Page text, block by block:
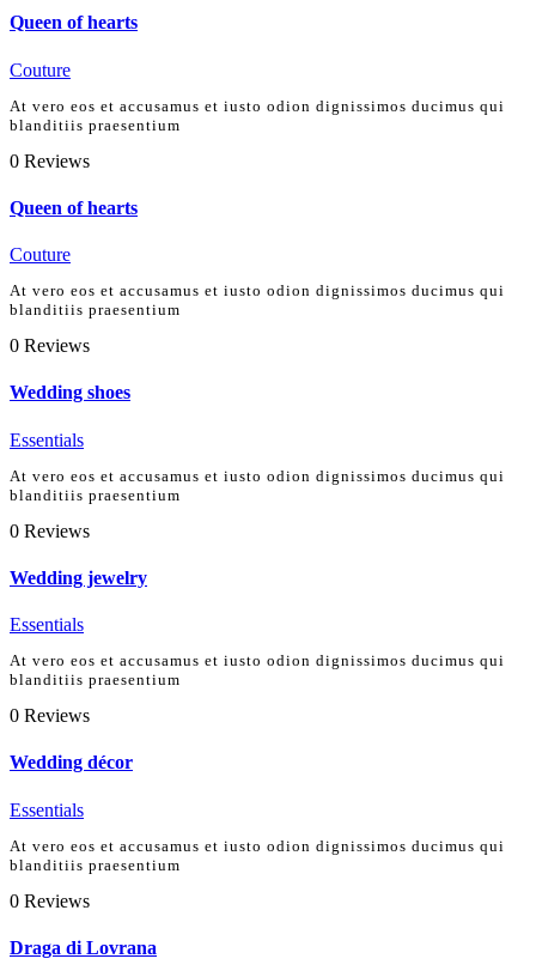
Queen of hearts
Couture
At vero eos et accusamus et iusto odion dignissimos ducimus qui
blanditiis praesentium
0 Reviews
Queen of hearts
Couture
At vero eos et accusamus et iusto odion dignissimos ducimus qui
blanditiis praesentium
0 Reviews
Wedding shoes
Essentials
At vero eos et accusamus et iusto odion dignissimos ducimus qui
blanditiis praesentium
0 Reviews
Wedding jewelry
Essentials
At vero eos et accusamus et iusto odion dignissimos ducimus qui
blanditiis praesentium
0 Reviews
Wedding décor
Essentials
At vero eos et accusamus et iusto odion dignissimos ducimus qui
blanditiis praesentium
0 Reviews
Draga di Lovrana